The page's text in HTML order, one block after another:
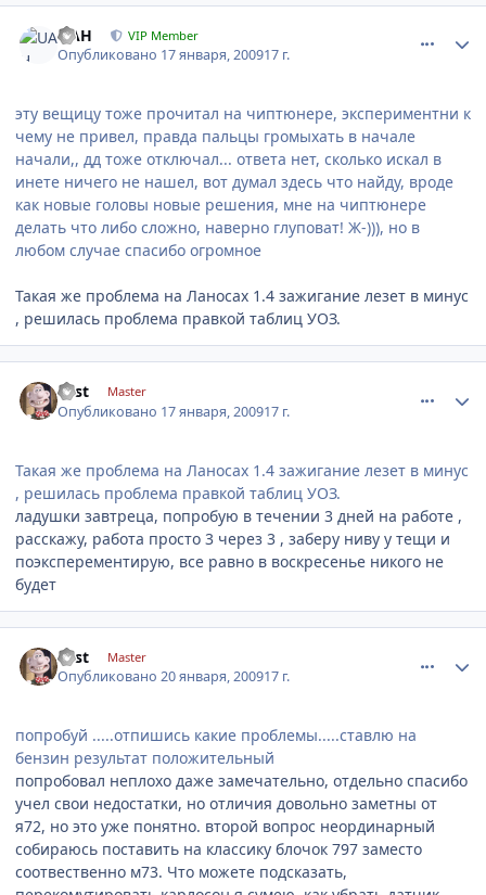
UAH VIP Member
Опубликовано 17 января, 200917 г.
эту вещицу тоже прочитал на чиптюнере, экспериментни к
чему не привел, правда пальцы громыхать в начале
начали,, дд тоже отключал... ответа нет, сколько искал в
инете ничего не нашел, вот думал здесь что найду, вроде
как новые головы новые решения, мне на чиптюнере
делать что либо сложно, наверно глуповат! Ж-))), но в
любом случае спасибо огромное
Такая же проблема на Ланосах 1.4 зажигание лезет в минус
, решилась проблема правкой таблиц УОЗ.
Fast Master
Опубликовано 17 января, 200917 г.
Такая же проблема на Ланосах 1.4 зажигание лезет в минус
, решилась проблема правкой таблиц УОЗ.
ладушки завтреца, попробую в течении 3 дней на работе ,
расскажу, работа просто 3 через 3 , заберу ниву у тещи и
поэксперементирую, все равно в воскресенье никого не
будет
Fast Master
Опубликовано20 января, 200917 г.
попробуй .....отпишись какие проблемы.....ставлю на
бензин результат положительный
попробовал неплохо даже замечательно, отдельно спасибо
учел свои недостатки, но отличия довольно заметны от
я72, но это уже понятно. второй вопрос неординарный
собираюсь поставить на классику блочок 797 заместо
соотвественно м73. Что можете подсказать,